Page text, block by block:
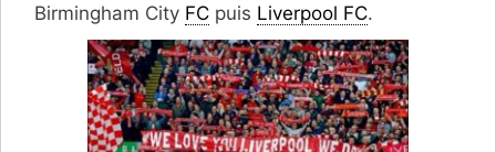
Birmingham City FC puis Liverpool FC.